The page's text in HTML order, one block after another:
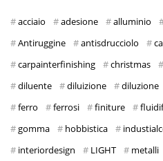
acciaio adesione alluminio
Antiruggine
antisdrucciolo
carpainterfinishing
christmas
diluente
diluizione diluzione
ferro
ferrosi finiture
gomma
hobbistica
interiordesign
LIGHT metalli